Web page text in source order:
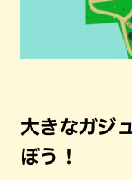
大きなガジ
ぼう！